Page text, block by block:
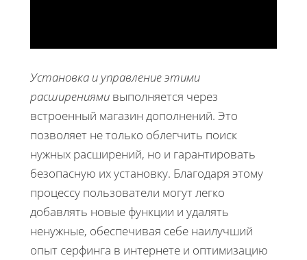
Установка и управление этими
расширениями выполняется через
встроенный магазин дополнений. Это
позволяет не только облегчить поиск
нужных расширений, но и гарантировать
безопасную их установку. Благодаря этому
процессу пользователи могут легко
добавлять новые функции и удалять
ненужные, обеспечивая себе наилучший
опыт серфинга в интернете и оптимизацию